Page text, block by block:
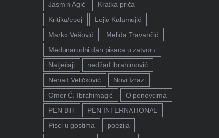
Jasmin Agić
Kratka priča
Kritika/esej
Lejla Kalamujić
Marko Vešović
Melida Travančić
Međunarodni dan pisaca u zatvoru
Natječaji
nedžad ibrahimović
Nenad Veličković
Novi Izraz
Omer Ć. Ibrahimagić
O penovcima
PEN BiH
PEN INTERNATIONAL
Pisci u gostima
poezija